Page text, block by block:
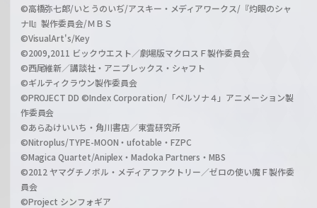
©高橋弥七郎/いとうのいぢ/アスキー・メディアワークス/『灼眼のシャ
ナII』製作委員会/ＭＢＳ
©VisualArt's/Key
©2009,2011 ビックウエスト／劇場版マクロスＦ製作委員会
©西尾維新／講談社・アニプレックス・シャフト
©ギルティクラウン製作委員会
©PROJECT DD ©Index Corporation/「ペルソナ４」アニメーション製
作委員会
©あらゐけいいち・角川書店／東雲研究所
©Nitroplus/TYPE-MOON・ufotable・FZPC
©Magica Quartet/Aniplex・Madoka Partners・MBS
©2012 ヤマグチノボル・メディアファクトリー／ゼロの使い魔Ｆ製作委
員会
©Project シンフォギア